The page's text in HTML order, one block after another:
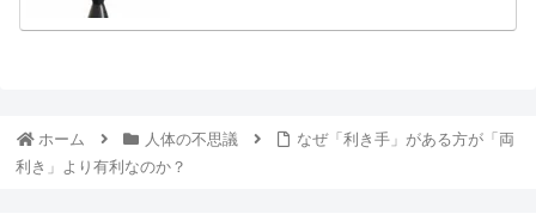
ホーム 人体の不思議
なぜ「利き手」がある方が「両
利き」より有利なのか？